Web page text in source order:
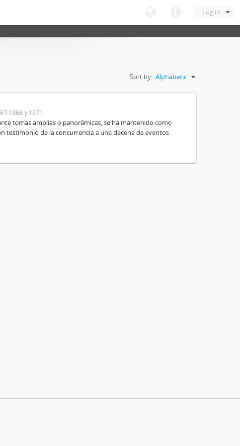
Log in
Sort by: Alphabetic
1968 y 1971
tomas amplias o panorámicas, se ha mantenido como
testimonio de la concurrencia a una decena de eventos